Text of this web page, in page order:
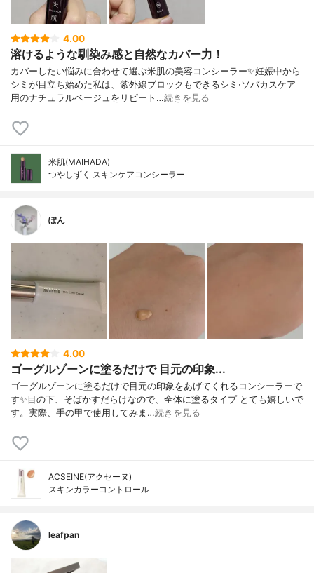
4.00
溶けるような馴染み感と自然なカバー力！
カバーしたい悩みに合わせて選ぶ米肌の美容コンシーラー✨妊娠中から
シミが目立ち始めた私は、紫外線ブロックもできるシミ·ソバカスケア
用のナチュラルベージュをリピート…続きを見る
米肌(MAIHADA)
つやしずく スキンケアコンシーラー
ぽん
4.00
ゴーグルゾーンに塗るだけで 目元の印象...
ゴーグルゾーンに塗るだけで目元の印象をあげてくれるコンシーラーで
す✨目の下、そばかすだらけなので、全体に塗るタイプ とても嬉しいで
す。実際、手の甲で使用してみま…続きを見る
ACSEINE(アクセーヌ)
スキンカラーコントロール
leafpan